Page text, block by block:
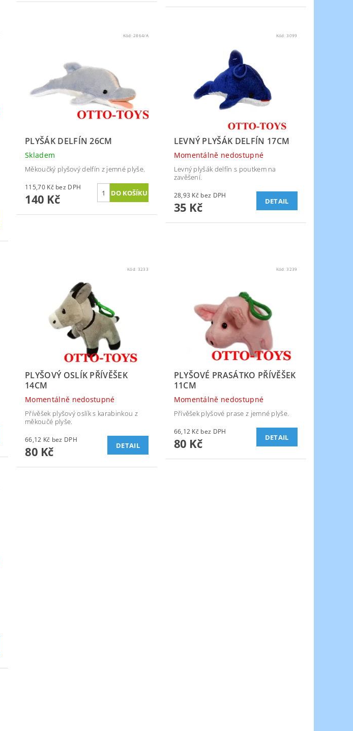
Kód:2864/A
PLYŠÁK DELFÍN 26CM
Skladem
Měkoučký plyšový delfín z jemné plyše.
115,70 Kč bez DPH
140 Kč
Kód:3099
LEVNÝ PLYŠÁK DELFÍN 17CM
Momentálně nedostupné
Levný plyšák delfín s poutkem na
zavěšení.
28,93 Kč bez DPH
35 Kč DETAIL
Kód: 3233
PLYŠOVÝ OSLÍK PŘÍVĚŠEK
14CM
Momentálně nedostupné
Přívěšek plyšový oslík s karabinkou z
měkoučé plyše.
66,12 Kč bez DPH
80 Kč DETAIL
Kód:3239
PLYŠOVÉ PRASÁTKO PŘÍVĚŠEK
11CM
Momentálně nedostupné
Přívěšek plyšové prase z jemné plyše.
66,12 Kč bez DPH
80 Kč DETAIL